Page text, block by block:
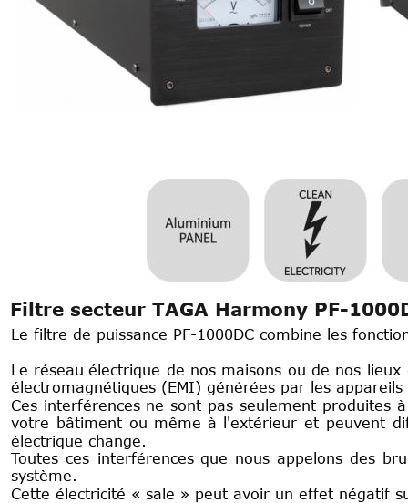
Le filtre de puissance PF-1000DC combine les
Le réseau électrique de nos maisons ou de nos lieux
électromagnétiques (EMI) générées par les
Ces interférences ne sont pas seulement produites à
votre
bâtiment ou même à l'extérieur et peuvent
électrique change.
Toutes ces interférences que nous appelons des
système.
Cette électricité « sale » peut avoir un effet négatif
Filtre secteur TAGA Harmony PF-